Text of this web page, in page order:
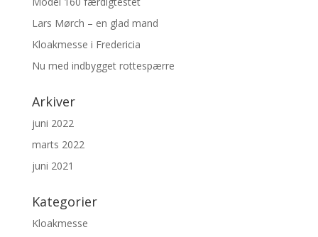
Lars Mørch – en glad mand
Kloakmesse i Fredericia
Nu med indbygget rottespærre
Arkiver
juni 2022
marts 2022
juni 2021
Kategorier
Kloakmesse